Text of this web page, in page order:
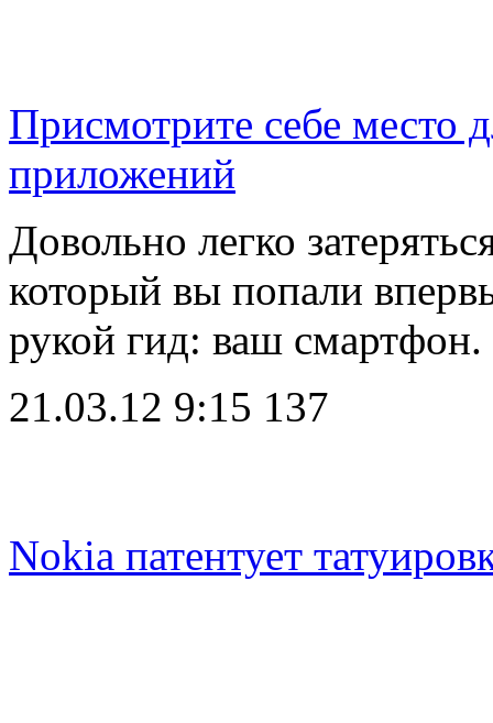
Присмотрите себе место
приложений
Довольно легко
который вы попали
рукой гид: ваш
21.03.12 9:15 137
Nokia патентует